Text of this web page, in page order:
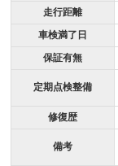
走行距離
車検満了日
保証有無
定期点検整備
修復歴
備考